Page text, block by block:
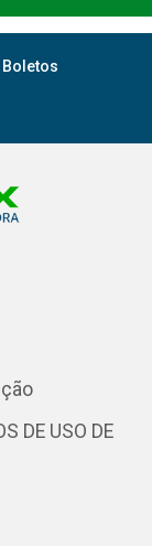
Boletos
DE USO DE